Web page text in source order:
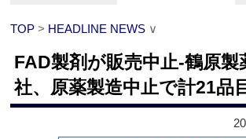
TOP > HEADLINE NEWS ∨
FAD製剤が販売中止‐鶴原製
社、原薬製造中止で計21品